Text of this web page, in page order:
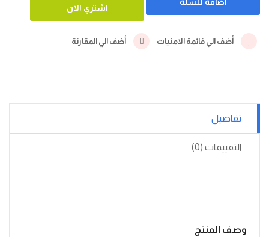
أضف الي قائمة الامنيات أضف الي المقارنة
تفاصيل
التقييمات (0)
وصف المنتج